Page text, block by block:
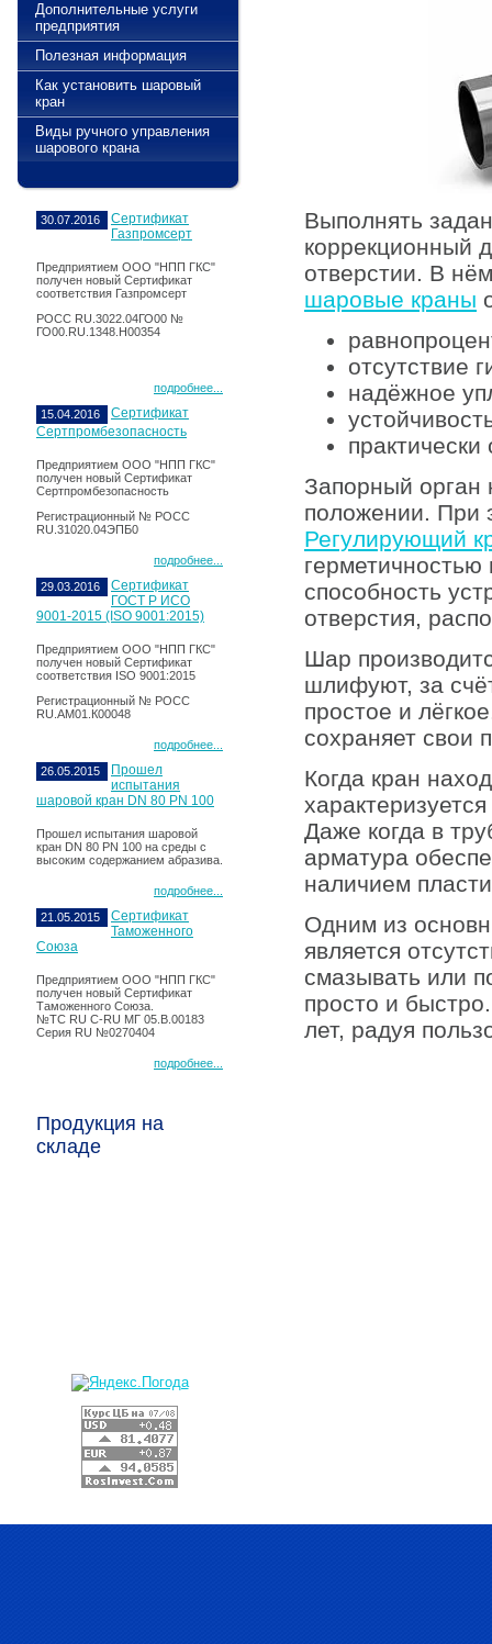
Дополнительные услуги
предприятия
Полезная информация
Как установить шаровый
кран
Виды ручного управления
шарового крана
30.07.2016
Сертификат
Газпромсерт
Предприятием ООО "НПП ГКС"
получен новый Сертификат
соответствия Газпромсерт
РОСС RU.3022.04ГО00 №
ГО00.RU.1348.Н00354
подробнее...
15.04.2016
Сертификат
Сертпромбезопасность
Предприятием ООО "НПП ГКС"
получен новый Сертификат
Сертпромбезопасность
Регистрационный № РОСС
RU.31020.04ЭПБ0
подробнее...
29.03.2016
Сертификат
ГОСТ Р ИСО
9001-2015 (ISO 9001:2015)
Предприятием ООО "НПП ГКС"
получен новый Сертификат
соответствия ISO 9001:2015
Регистрационный № РОСС
RU.АМ01.К00048
подробнее...
26.05.2015
Прошел
испытания
шаровой кран DN 80 PN 100
Прошел испытания шаровой
кран DN 80 PN 100 на среды с
высоким содержанием абразива.
подробнее...
21.05.2015
Сертификат
Таможенного
Союза
Предприятием ООО "НПП ГКС"
получен новый Сертификат
Таможенного Союза.
№ТС RU C-RU МГ 05.В.00183
Серия RU №0270404
подробнее...
Продукция на
складе
Выполнять
коррекционный
отверстии. В
шаровые краны
отсутствие
надёжное
Запорный орган
положении. При
Регулирующий
способность
отверстия,
Шар
шлифуют, за
простое и
сохраняет свои
Когда кран
Даже когда в
арматура
наличием
Одним из
является
смазывать или
просто и
лет, радуя